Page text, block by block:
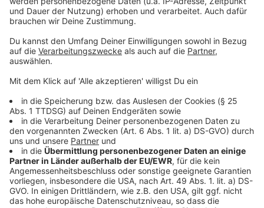
Mehr Infos und Links zum Thema:
Anzeige
Wohnen in Düsseldorf wird weiter teurer
Weniger Büroflächen in Düsseldorf vermietet
Anzeige
Folge uns für mehr News & Updates:
Anzeige